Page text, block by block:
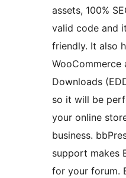
assets, 100%
valid code and
friendly. It also
WooCommerce
Downloads
so it will be
your online
business.
support makes
for your forum.